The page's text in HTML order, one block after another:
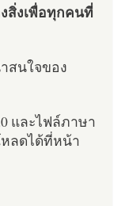
สิ่งเพื่อทุกคนที่
สนใจของ
และไฟล์ภาษา
ลดได้ที่หน้า